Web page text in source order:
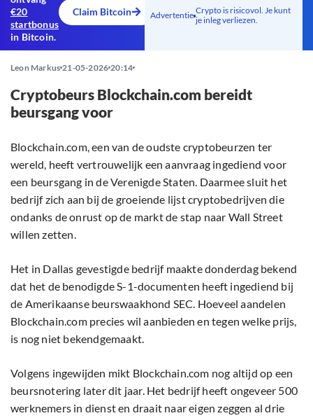
€20
startbonus
in Bitcoin.
Claim Bitcoin Advertentie Crypto is risicovol. Je kunt
je inleg verliezen.
Leon Markus 21-05-2026 20:14
Cryptobeurs Blockchain.com bereidt
beursgang voor
Blockchain.com, een van de oudste cryptobeurzen ter
wereld, heeft vertrouwelijk een aanvraag ingediend voor
een beursgang in de Verenigde Staten. Daarmee sluit het
bedrijf zich aan bij de groeiende lijst cryptobedrijven die
ondanks de onrust op de markt de stap naar Wall Street
willen zetten.
Het in Dallas gevestigde bedrijf maakte donderdag bekend
dat het de benodigde S-1-documenten heeft ingediend bij
de Amerikaanse beurswaakhond SEC. Hoeveel aandelen
Blockchain.com precies wil aanbieden en tegen welke prijs,
is nog niet bekendgemaakt.
Volgens ingewijden mikt Blockchain.com nog altijd op een
beursnotering later dit jaar. Het bedrijf heeft ongeveer 500
werknemers in dienst en draait naar eigen zeggen al drie